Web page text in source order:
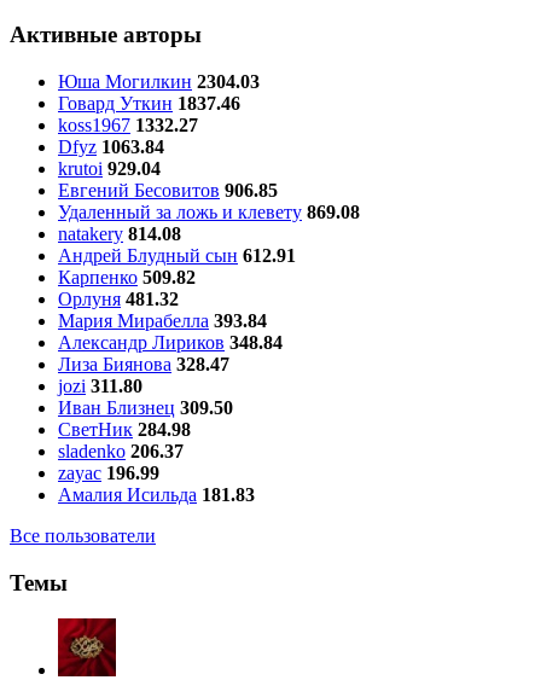
Активные авторы
Юша Могилкин 2304.03
Говард Уткин 1837.46
koss1967 1332.27
Dfyz 1063.84
krutoi 929.04
Евгений Бесовитов 906.85
Удаленный за ложь и клевету 869.08
natakery 814.08
Андрей Блудный сын 612.91
Карпенко 509.82
Орлуня 481.32
Мария Мирабелла 393.84
Александр Лириков 348.84
Лиза Биянова 328.47
jozi 311.80
Иван Близнец 309.50
СветНик 284.98
sladenko 206.37
zayac 196.99
Амалия Исильда 181.83
Все пользователи
Темы